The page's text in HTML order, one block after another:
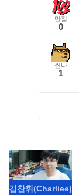
만점
0
씬나
1
김찬휘(Charliee)